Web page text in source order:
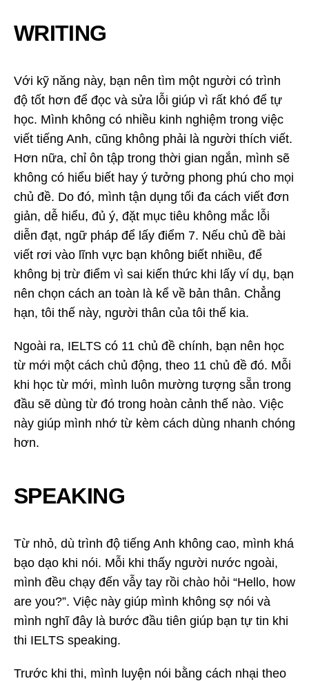
WRITING
Với kỹ năng này, bạn nên tìm một người có trình
độ tốt hơn để đọc và sửa lỗi giúp vì rất khó để tự
học. Mình không có nhiều kinh nghiệm trong việc
viết tiếng Anh, cũng không phải là người thích viết.
Hơn nữa, chỉ ôn tập trong thời gian ngắn, mình sẽ
không có hiểu biết hay ý tưởng phong phú cho mọi
chủ đề. Do đó, mình tận dụng tối đa cách viết đơn
giản, dễ hiểu, đủ ý, đặt mục tiêu không mắc lỗi
diễn đạt, ngữ pháp để lấy điểm 7. Nếu chủ đề bài
viết rơi vào lĩnh vực bạn không biết nhiều, để
không bị trừ điểm vì sai kiến thức khi lấy ví dụ, bạn
nên chọn cách an toàn là kể về bản thân. Chẳng
hạn, tôi thế này, người thân của tôi thế kia.
Ngoài ra, IELTS có 11 chủ đề chính, bạn nên học
từ mới một cách chủ động, theo 11 chủ đề đó. Mỗi
khi học từ mới, mình luôn mường tượng sẵn trong
đầu sẽ dùng từ đó trong hoàn cảnh thế nào. Việc
này giúp mình nhớ từ kèm cách dùng nhanh chóng
hơn.
SPEAKING
Từ nhỏ, dù trình độ tiếng Anh không cao, mình khá
bạo dạo khi nói. Mỗi khi thấy người nước ngoài,
mình đều chạy đến vẫy tay rồi chào hỏi “Hello, how
are you?”. Việc này giúp mình không sợ nói và
mình nghĩ đây là bước đầu tiên giúp bạn tự tin khi
thi IELTS speaking.
Trước khi thi, mình luyện nói bằng cách nhại theo